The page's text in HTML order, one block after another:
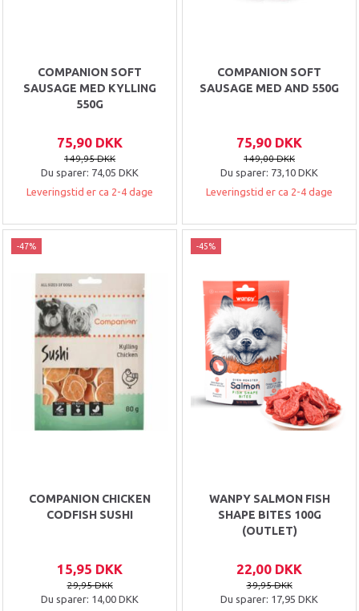
COMPANION SOFT
SAUSAGE MED KYLLING
550G
75,90 DKK
149,95 DKK
Du sparer: 74,05 DKK
Leveringstid er ca 2-4 dage
COMPANION SOFT
SAUSAGE MED AND 550G
75,90 DKK
149,00 DKK
Du sparer: 73,10 DKK
Leveringstid er ca 2-4 dage
-47%
COMPANION CHICKEN
CODFISH SUSHI
15,95 DKK
29,95 DKK
Du sparer: 14,00 DKK
-45%
WANPY SALMON FISH
SHAPE BITES 100G
(OUTLET)
22,00 DKK
39,95 DKK
Du sparer: 17,95 DKK